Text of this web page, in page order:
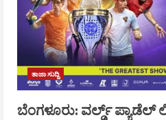
ತಾಜಾ ಸುದ್ದಿ
ಬೆಂಗಳೂರು: ವರ್ಲ್ಡ್ ಪ್ಯಾಡೆಲ್